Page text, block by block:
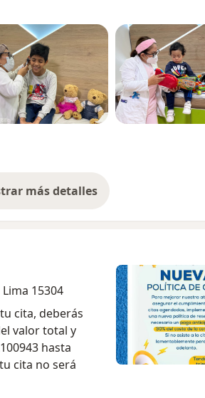
más detalles
sobre la experiencia
15304
cita, deberás
valor total y
hasta
cita no será